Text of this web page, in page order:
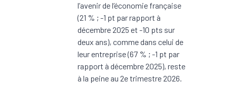
l’avenir de l’économie française
(21 % ; -1 pt par rapport à
décembre 2025 et -10 pts sur
deux ans), comme dans celui de
leur entreprise (67 % ; -1 pt par
rapport à décembre 2025), reste
à la peine au 2e trimestre 2026.